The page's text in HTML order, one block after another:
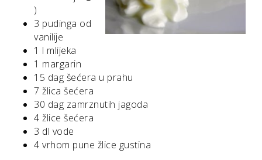
)
3 pudinga od
vanilije
1 l mlijeka
1 margarin
15 dag šećera u prahu
7 žlica šećera
30 dag zamrznutih jagoda
4 žlice šećera
3 dl vode
4 vrhom pune žlice gustina